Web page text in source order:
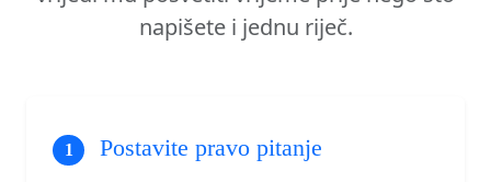
napišete i jednu riječ.
Postavite pravo pitanje